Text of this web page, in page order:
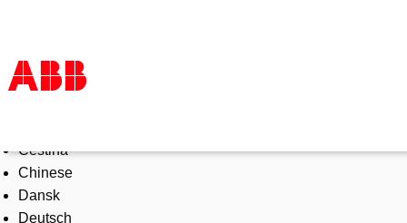
Products & Solutions
Industries
Services
About us
Čeština
Chinese
Dansk
Deutsch